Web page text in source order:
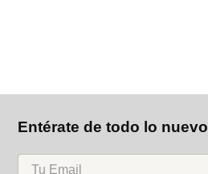
Entérate de todo lo nuevo